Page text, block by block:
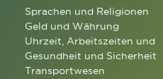
Sprachen und Religionen
Geld und Währung
Uhrzeit, Arbeitszeiten und
Gesundheit und Sicherheit
Transportwesen